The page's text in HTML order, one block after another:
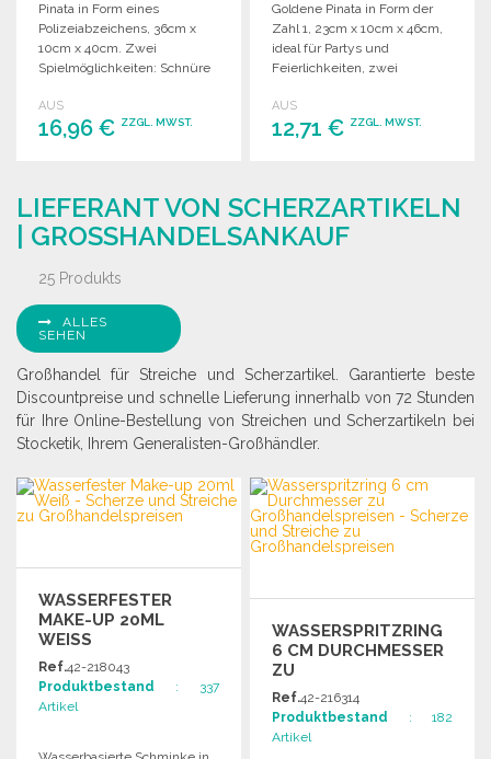
Pinata in Form eines
Polizeiabzeichens, 36cm x
10cm x 40cm. Zwei
Spielmöglichkeiten: Schnüre
schlagen.
AUS
16,96 € ZZGL. MWST.
Angebot anfordern
Goldene Pinata in Form der
Zahl 1, 23cm x 10cm x 46cm,
ideal für Partys und
Feierlichkeiten, zwei
AUS
12,71 € ZZGL. MWST.
Angebot anfordern
LIEFERANT VON SCHERZARTIKELN
| GROSSHANDELSANKAUF
25 Produkts
ALLES
SEHEN
Großhandel für Streiche und Scherzartikel. Garantierte beste
Discountpreise und schnelle Lieferung innerhalb von 72 Stunden
für Ihre Online-Bestellung von Streichen und Scherzartikeln bei
Stocketik, Ihrem Generalisten-Großhändler.
WASSERFESTER
MAKE-UP 20ML
WEISS
Ref.42-218043
Produktbestand : 337
Artikel
WASSERSPRITZRING
6 CM DURCHMESSER
ZU
GROSSHANDELSPREISEN
Ref.42-216314
Produktbestand : 182
Artikel